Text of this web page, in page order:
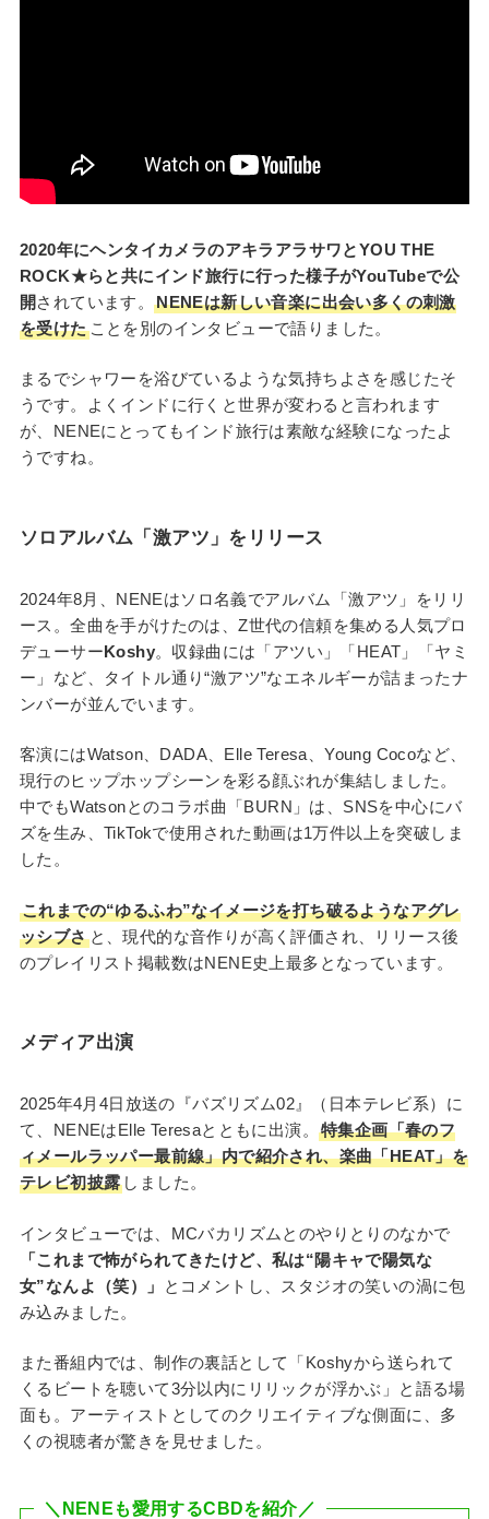
2020年にヘンタイカメラのアキラアラサワとYOU THE
ROCK★らと共にインド旅行に行った様子がYouTubeで公
開 されています。NENEは新しい音楽に出会い多くの刺激
を受けたことを別のインタビューで語りました。
まるでシャワーを浴びているような気持ちよさを感じたそ
うです。よくインドに行くと世界が変わると言われます
が、NENEにとってもインド旅行は素敵な経験になったよ
うですね。
ソロアルバム「激アツ」をリリース
2024年8月、NENEはソロ名義でアルバム「激アツ」をリリ
ース。全曲を手がけたのは、Z世代の信頼を集める人気プロ
デューサーKoshy。収録曲には「アツい」「HEAT」「ヤミ
ー」など、タイトル通り“激アツ”なエネルギーが詰まったナ
ンバーが並んでいます。
客演にはWatson、DADA、Elle Teresa、Young Cocoなど、
現行のヒップホップシーンを彩る顔ぶれが集結しました。
中でもWatsonとのコラボ曲「BURN」は、SNSを中心にバ
ズを生み、TikTokで使用された動画は1万件以上を突破しま
した。
これまでの“ゆるふわ”なイメージを打ち破るようなアグレ
ッシブさと、現代的な音作りが高く評価され、リリース後
のプレイリスト掲載数はNENE史上最多となっています。
メディア出演
2025年4月4日放送の『バズリズム02』（日本テレビ系）に
て、NENEはElle Teresaとともに出演。
特集企画「春のフ
ィメールラッパー最前線」内で紹介され、楽曲「HEAT」を
テレビ初披露 しました。
インタビューでは、MCバカリズムとのやりとりのなかで
「これまで怖がられてきたけど、私は“陽キャで陽気な
女”なんよ（笑）」
とコメントし、スタジオの笑いの渦に包
み込みました。
また番組内では、制作の裏話として「Koshyから送られて
くるビートを聴いて3分以内にリリックが浮かぶ」と語る場
面も。アーティストとしてのクリエイティブな側面に、多
くの視聴者が驚きを見せました。
＼NENE も愛用するCBDを紹介／